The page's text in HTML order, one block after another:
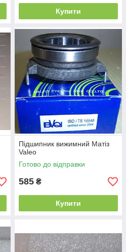
Купити
Підшипник вижимний Матіз
Valeo
Готово до відправки
585 ₴
Купити